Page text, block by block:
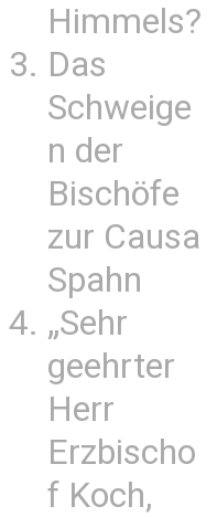
Himmels?
Das
Schweige
n der
Bischöfe
zur Causa
Spahn
„Sehr
geehrter
Herr
Erzbischo
f Koch,